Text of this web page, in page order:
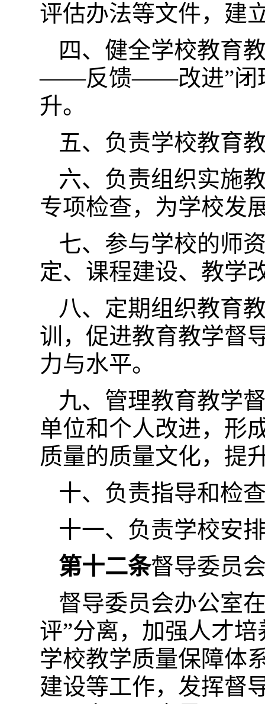
评估办法等文件，建
四、健全学校教育
——反馈——改进”闭
升。
五、负责学校教育
六、负责组织实施
专项检查，为学校发
七、参与学校的师
定、课程建设、教学
八、定期组织教育
训，促进教育教学督
力与水平。
九、管理教育教学
单位和个人改进，形
质量的质量文化，提
十、负责指导和检
十一、负责学校安
第十二条督导委员
督导委员会办公室
评”分离，加强人才
学校教学质量保障体
建设等工作，发挥督